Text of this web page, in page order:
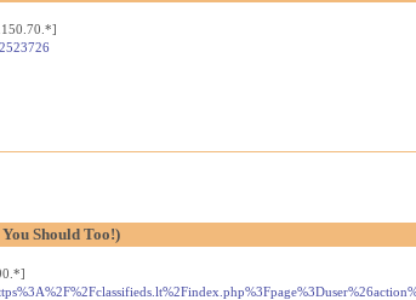
Should Too!)